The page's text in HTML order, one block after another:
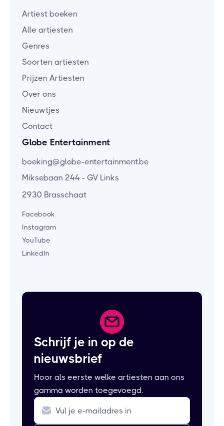
Artiest boeken
Alle artiesten
Genres
Soorten artiesten
Prijzen Artiesten
Over ons
Nieuwtjes
Contact
Globe Entertainment
boeking@globe-entertainment.be
Miksebaan 244 - GV Links
2930 Brasschaat
Facebook
Instagram
YouTube
LinkedIn
Schrijf je in op de
nieuwsbrief
Hoor als eerste welke artiesten aan ons
gamma worden toegevoegd.